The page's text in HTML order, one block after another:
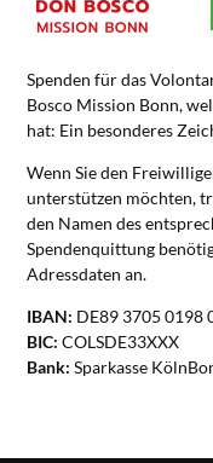
Spenden für das
Bosco Mission Bonn,
hat: Ein besonderes
Wenn Sie den
unterstützen möchten,
den Namen des
Spendenquittung
Adressdaten an.
IBAN: DE89 3705 0198
BIC: COLSDE33XXX
Bank: Sparkasse